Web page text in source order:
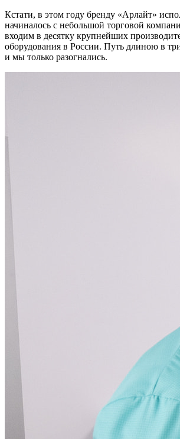
Кстати, в этом году бренду «Арлайт»
начиналось с небольшой торговой
входим в десятку крупнейших
оборудования в России. Путь длиною в
и мы только разогнались.